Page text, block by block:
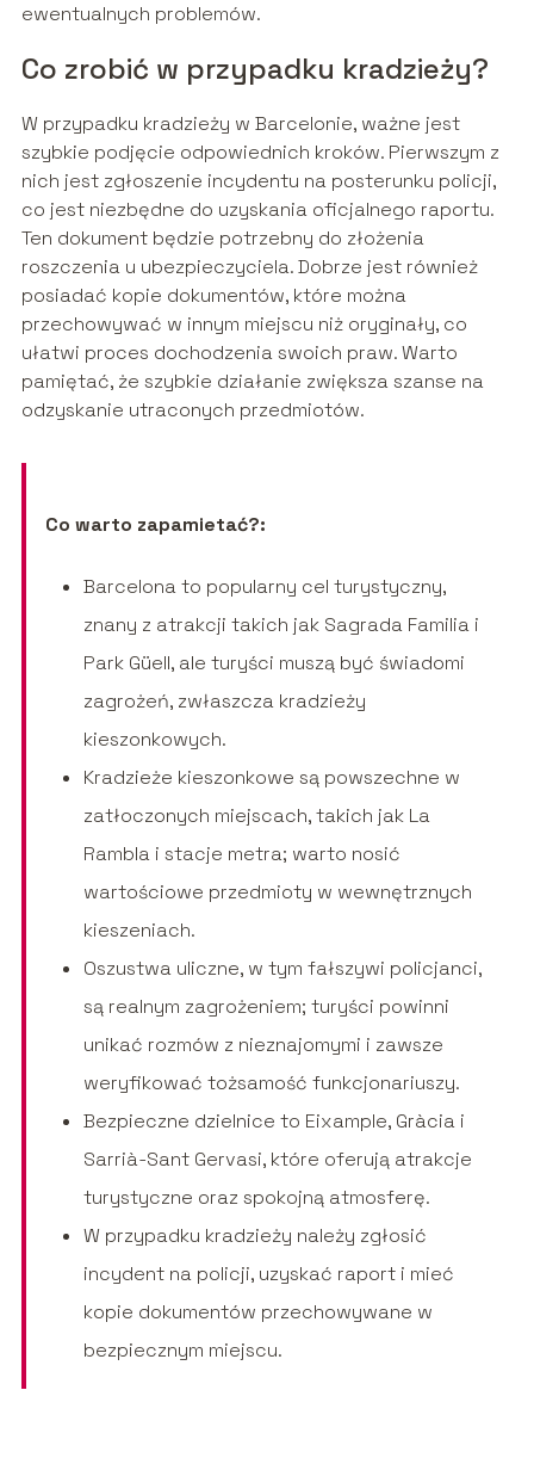
ewentualnych problemów.
Co zrobić w przypadku kradzieży?
W przypadku kradzieży w Barcelonie, ważne jest
szybkie podjęcie odpowiednich kroków. Pierwszym z
nich jest zgłoszenie incydentu na posterunku policji,
co jest niezbędne do uzyskania oficjalnego raportu.
Ten dokument będzie potrzebny do złożenia
roszczenia u ubezpieczyciela. Dobrze jest również
posiadać kopie dokumentów, które można
przechowywać w innym miejscu niż oryginały, co
ułatwi proces dochodzenia swoich praw. Warto
pamiętać, że szybkie działanie zwiększa szanse na
odzyskanie utraconych przedmiotów.
Co warto zapamietać?:
Barcelona to popularny cel turystyczny,
znany z atrakcji takich jak Sagrada Familia i
Park Güell, ale turyści muszą być świadomi
zagrożeń, zwłaszcza kradzieży
kieszonkowych.
Kradzieże kieszonkowe są powszechne w
zatłoczonych miejscach, takich jak La
Rambla i stacje metra; warto nosić
wartościowe przedmioty w wewnętrznych
kieszeniach.
Oszustwa uliczne, w tym fałszywi policjanci,
są realnym zagrożeniem; turyści powinni
unikać rozmów z nieznajomymi i zawsze
weryfikować tożsamość funkcjonariuszy.
Bezpieczne dzielnice to Eixample, Gràcia i
Sarrià-Sant Gervasi, które oferują atrakcje
turystyczne oraz spokojną atmosferę.
W przypadku kradzieży należy zgłosić
incydent na policji, uzyskać raport i mieć
kopie dokumentów przechowywane w
bezpiecznym miejscu.